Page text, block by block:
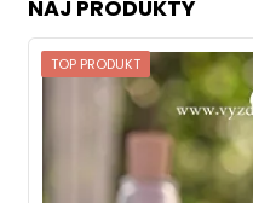
NAJ PRODUKTY
TOP PRODUKT